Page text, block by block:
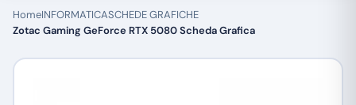
HomeINFORMATICASCHEDE GRAFICHE
Zotac Gaming GeForce RTX 5080 Scheda Grafica